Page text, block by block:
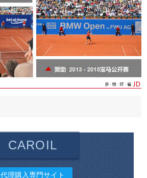
CAROIL
代理購入専門サイト